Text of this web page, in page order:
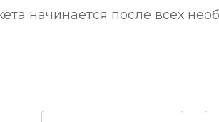
начинается после всех